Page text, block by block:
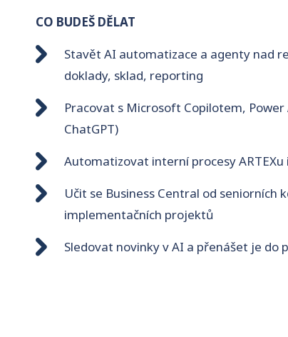
CO BUDEŠ DĚLAT
Stavět AI automatizace a agenty nad
doklady, sklad, reporting
Pracovat s Microsoft Copilotem,
ChatGPT)
Automatizovat interní procesy ARTEXu
Učit se Business Central od
implementačních projektů
Sledovat novinky v AI a přenášet je do